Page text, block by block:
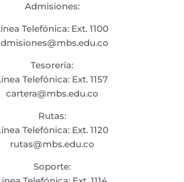
Admisiones:
Telefónica: Ext. 1100
Tesorería:
Telefónica: Ext. 1157
cartera@mbs.edu.co
Rutas:
Telefónica: Ext. 1120
rutas@mbs.edu.co
Soporte: